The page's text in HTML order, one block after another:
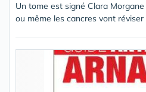
Un tome est signé Clara
ou même les cancres vont réviser